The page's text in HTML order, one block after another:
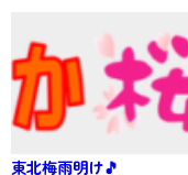
東北梅雨明け🎵